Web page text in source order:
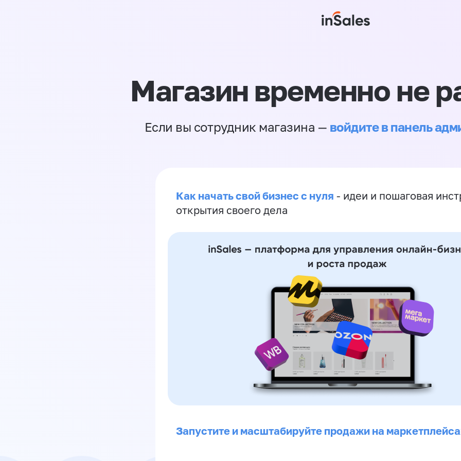
Магазин временно не
Если вы сотрудник магазина — войдите в панель
Как начать свой бизнес с нуля - идеи и пошаговая
открытия своего дела
Запустите и масштабируйте продажи на